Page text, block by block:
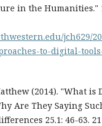
in the Humanities."
jch629/
to-digital-
(2014). "What is
Are They Saying
25.1: 46-63.